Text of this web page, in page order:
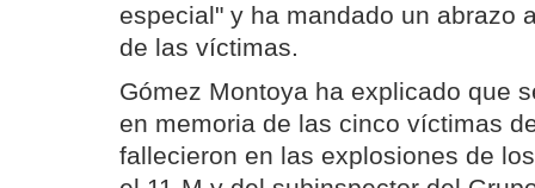
especial" y ha mandado un abrazo
de las víctimas.
Gómez Montoya ha explicado que
en memoria de las cinco víctimas
fallecieron en las explosiones de